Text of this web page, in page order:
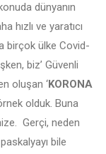
dünyanın
hızlı ve yaratıcı
birçok ülke Covid-
biz’ Güvenli
oluşan ‘KORONA
olduk. Buna
Gerçi, neden
bile